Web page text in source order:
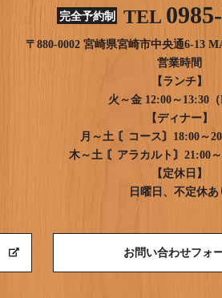
完全予約制 TEL
〒880-0002 宮崎県宮崎市中央通6-13
営業時間
【ランチ】
火～金 12:00～13:30（
【ディナー】
月～土 〘コース〙18:00～
木～土 〘アラカルト〙21:00～
【定休日】
日曜日、不定休あ
お問い合わせフォ